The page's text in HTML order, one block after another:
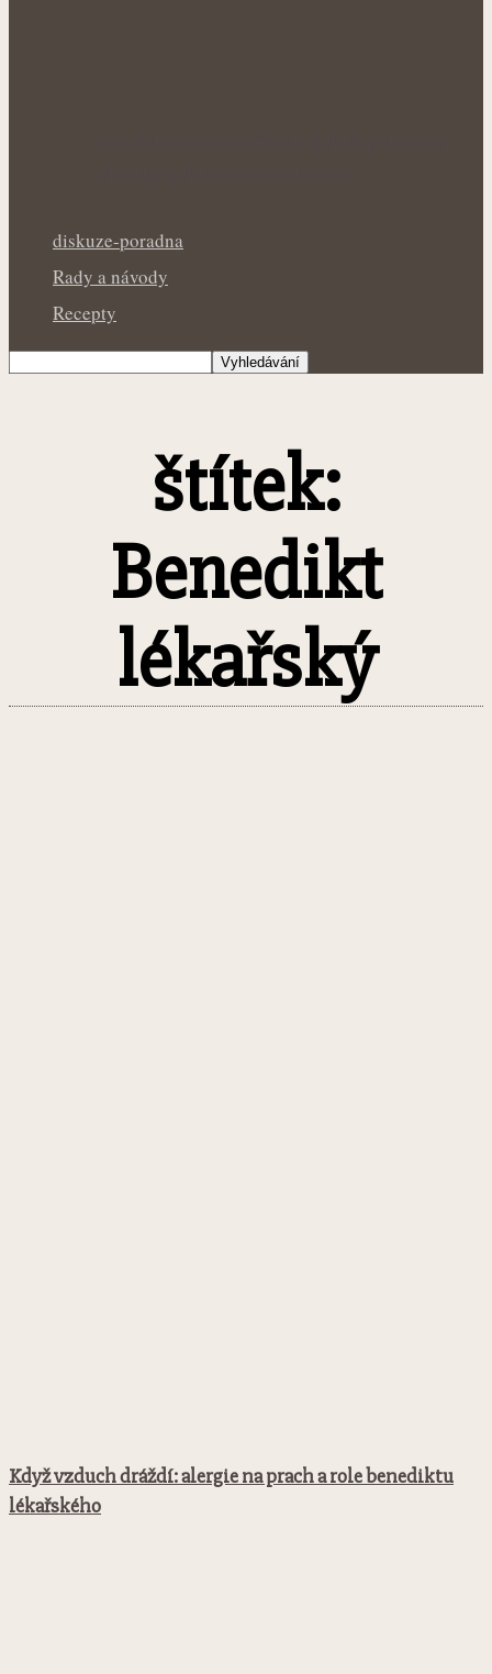
diskuze-poradna
Rady a návody
Recepty
štítek:
Benedikt
lékařský
Když vzduch dráždí: alergie na prach a role benediktu
lékařského